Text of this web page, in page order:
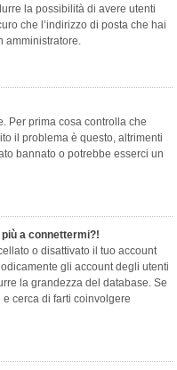
la possibilità di avere utenti
che l’indirizzo di posta che hai
amministratore.
Per prima cosa controlla che
il problema è questo, altrimenti
bannato o potrebbe esserci un
a connettermi?!
o disattivato il tuo account
gli account degli utenti
la grandezza del database. Se
cerca di farti coinvolgere